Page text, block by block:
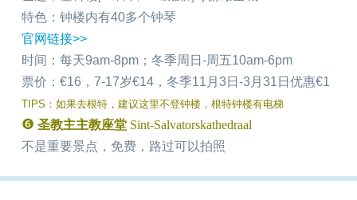
特色：钟楼内有40多个钟琴
官网链接>>
时间： 每天9am-8pm； 冬季周日-周五10am-6pm
票价：€16，7-17岁€14，冬季11月3日-3月31日优惠€1
TIPS：如果去根特，建议这里不登钟楼，根特钟楼有电梯
❻ 圣教主主教座堂 Sint-Salvatorskathedraal
不是重要景点，免费，路过可以拍照